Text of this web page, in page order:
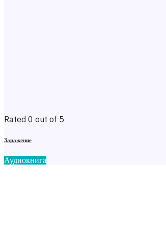
Rated 0 out of 5
Заражение
Аудиокнига